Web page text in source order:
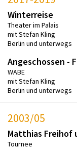
Winterreise
Theater im Palais
mit Stefan Kling
Berlin und unterwegs
Angeschossen -
WABE
mit Stefan Kling
Berlin und unterwegs
2003/05
Matthias Freihof
Tournee